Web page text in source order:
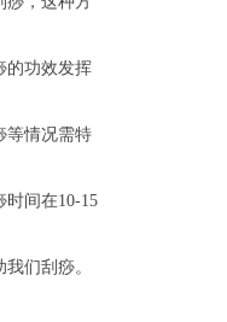
的功效发挥
等情况需特
间在10-15
们刮痧。